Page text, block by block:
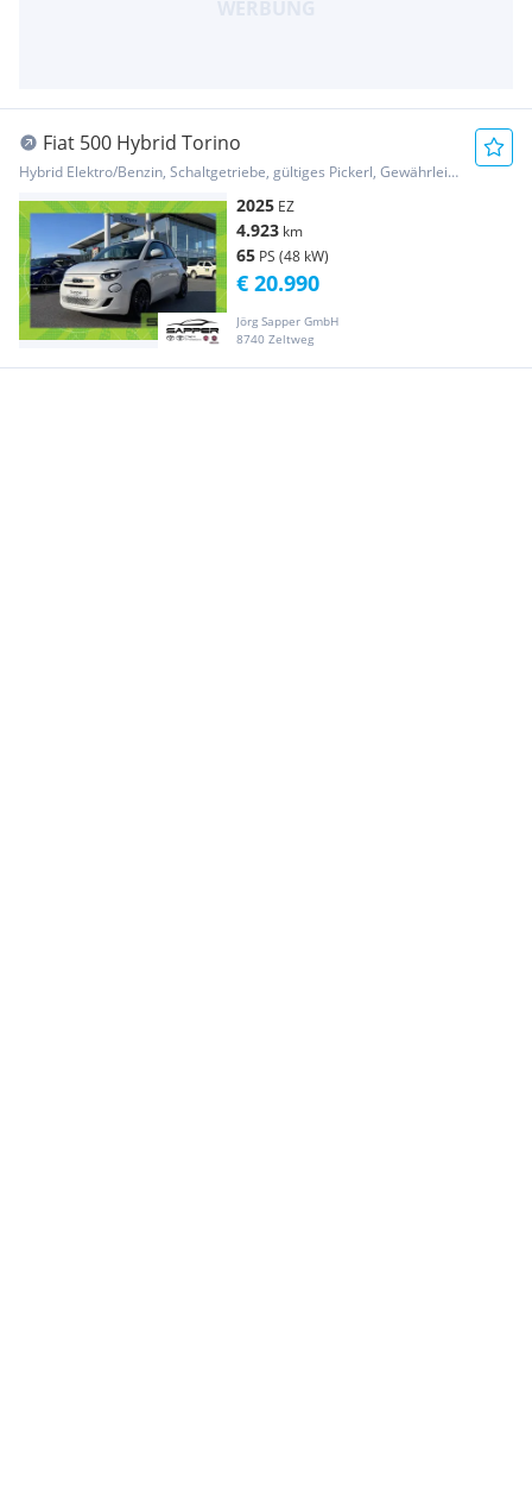
Fiat 500 Hybrid Torino
Hybrid Elektro/Benzin, Schaltgetriebe, gültiges Pickerl, Gewährleistung, Garantie
2025 EZ
4.923 km
65 PS (48 kW)
Jörg Sapper GmbH
8740 Zeltweg
€ 20.990